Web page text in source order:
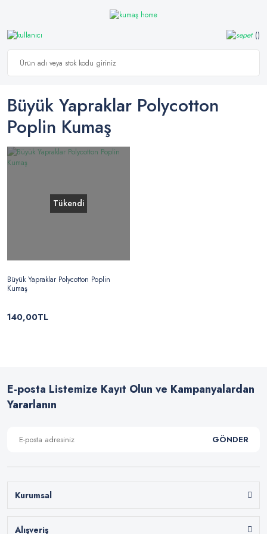
Büyük Yapraklar Polycotton
Poplin Kumaş
Tükendi
Büyük Yapraklar Polycotton Poplin
Kumaş
140,00TL
E-posta Listemize Kayıt Olun ve Kampanyalardan
Yararlanın
GÖNDER
Kurumsal
Alışveriş